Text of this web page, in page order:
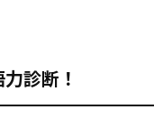
診断！